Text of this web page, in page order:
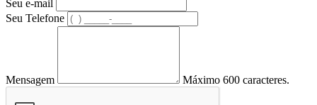
Seu e-mail
Seu Telefone
Mensagem Máximo 600 caracteres.